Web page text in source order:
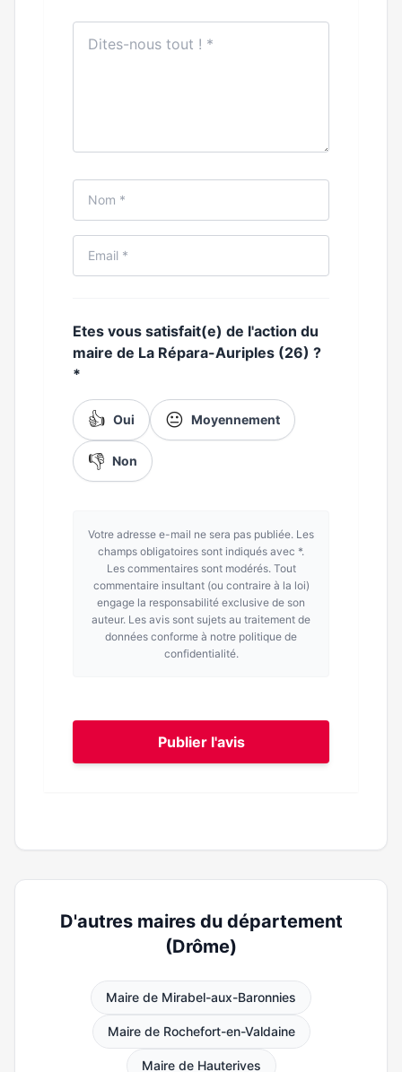
Etes vous satisfait(e) de l'action du
maire de La Répara-Auriples (26) ?
*
👍 Oui 😐 Moyennement
👎 Non
Votre adresse e-mail ne sera pas publiée. Les
champs obligatoires sont indiqués avec *.
Les commentaires sont modérés. Tout
commentaire insultant (ou contraire à la loi)
engage la responsabilité exclusive de son
auteur. Les avis sont sujets au traitement de
données conforme à notre politique de
confidentialité.
Publier l'avis
D'autres maires du département
(Drôme)
Maire de Mirabel-aux-Baronnies
Maire de Rochefort-en-Valdaine
Maire de Hauterives